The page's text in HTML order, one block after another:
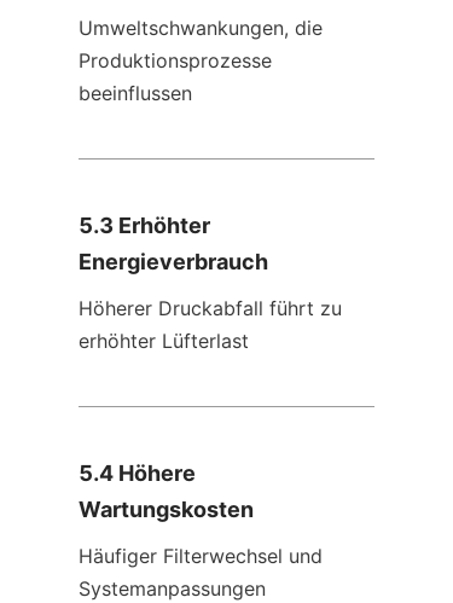
Umweltschwankungen, die
Produktionsprozesse
beeinflussen
5.3 Erhöhter
Energieverbrauch
Höherer Druckabfall führt zu
erhöhter Lüfterlast
5.4 Höhere
Wartungskosten
Häufiger Filterwechsel und
Systemanpassungen